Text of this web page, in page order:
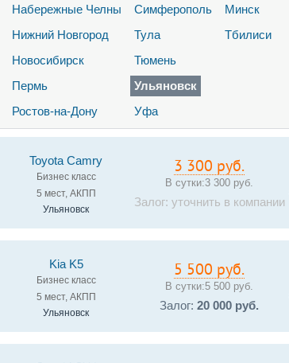
Набережные Челны Симферополь
Минск
Нижний Новгород Тула
Тбилиси
Новосибирск
Тюмень
Пермь
Ульяновск
Ростов-на-Дону Уфа
Toyota Camry
Бизнес класс
5 мест, АКПП
Ульяновск
3 300 руб.
В сутки:3 300 руб.
Залог: уточнить в компании
Kia K5
Бизнес класс
5 мест, АКПП
Ульяновск
5 500 руб.
В сутки:5 500 руб.
Залог:20 000 руб.